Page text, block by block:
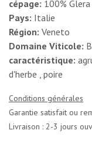
cépage: 100% Glera
Pays: Italie
Région: Veneto
Domaine Viticole:
caractéristique:
d'herbe , poire
Conditions générales
Garantie satisfait ou
Livraison : 2-3 jours